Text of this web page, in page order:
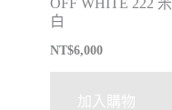
白
NT$6,000
加入購物